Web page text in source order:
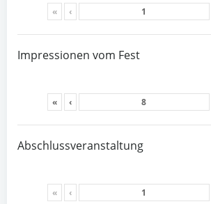
« ‹
Impressionen vom Fest
« ‹
Abschlussveranstaltung
« ‹